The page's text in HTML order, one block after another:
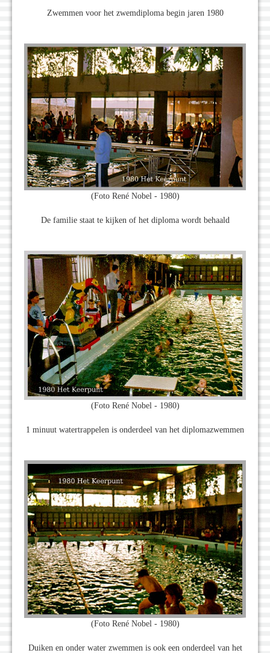
Zwemmen voor het zwemdiploma begin jaren 1980
(Foto René Nobel - 1980)
De familie staat te kijken of het diploma wordt behaald
(Foto René Nobel - 1980)
1 minuut watertrappelen is onderdeel van het diplomazwemmen
(Foto René Nobel - 1980)
Duiken en onder water zwemmen is ook een onderdeel van het